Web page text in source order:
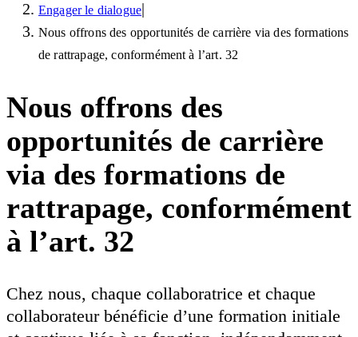
Engager le dialogue|
Nous offrons des opportunités de carrière via des formations
de rattrapage, conformément à l’art. 32
Nous offrons des
opportunités de carrière
via des formations de
rattrapage, conformément
à l’art. 32
Chez nous, chaque collaboratrice et chaque
collaborateur bénéficie d’une formation initiale